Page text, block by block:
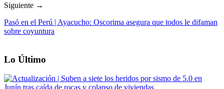
Siguiente →
Pasó en el Perú | Ayacucho: Oscorima asegura que todos le difaman
sobre coyuntura
Lo Último